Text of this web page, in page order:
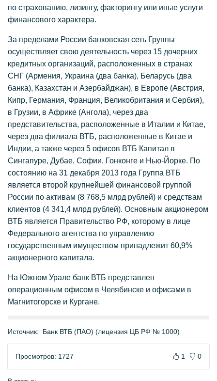
по страхованию, лизингу, факторингу или иные услуги
финансового характера.
За пределами России банковская сеть Группы
осуществляет свою деятельность через 15 дочерних
кредитных организаций, расположенных в странах
СНГ (Армения, Украина (два банка), Беларусь (два
банка), Казахстан и Азербайджан), в Европе (Австрия,
Кипр, Германия, Франция, Великобритания и Сербия),
в Грузии, в Африке (Ангола), через два
представительства, расположенные в Италии и Китае,
через два филиала ВТБ, расположенные в Китае и
Индии, а также через 5 офисов ВТБ Капитал в
Сингапуре, Дубае, Софии, Гонконге и Нью-Йорке. По
состоянию на 31 декабря 2013 года Группа ВТБ
является второй крупнейшей финансовой группой
России по активам (8 768,5 млрд рублей) и средствам
клиентов (4 341,4 млрд рублей). Основным акционером
ВТБ является Правительство РФ, которому в лице
Федерального агентства по управлению
государственным имуществом принадлежит 60,9%
акционерного капитала.
На Южном Урале банк ВТБ представлен
операционным офисом в Челябинске и офисами в
Магнитогорске и Кургане.
Источник: Банк ВТБ (ПАО) (лицензия ЦБ РФ № 1000)
Просмотров: 1727 1 0